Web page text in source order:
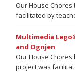
Our House Chores
facilitated by
Multimedia
and Ognjen
Our House Chores
project was